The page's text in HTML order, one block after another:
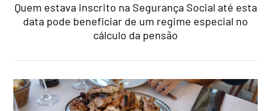
Quem estava inscrito na Segurança Social até esta
data pode beneficiar de um regime especial no
cálculo da pensão